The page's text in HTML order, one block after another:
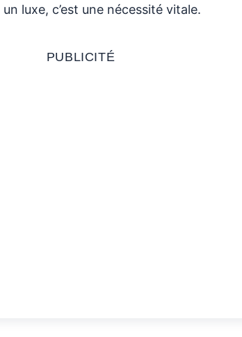
luxe, c’est une nécessité vitale.
PUBLICITÉ